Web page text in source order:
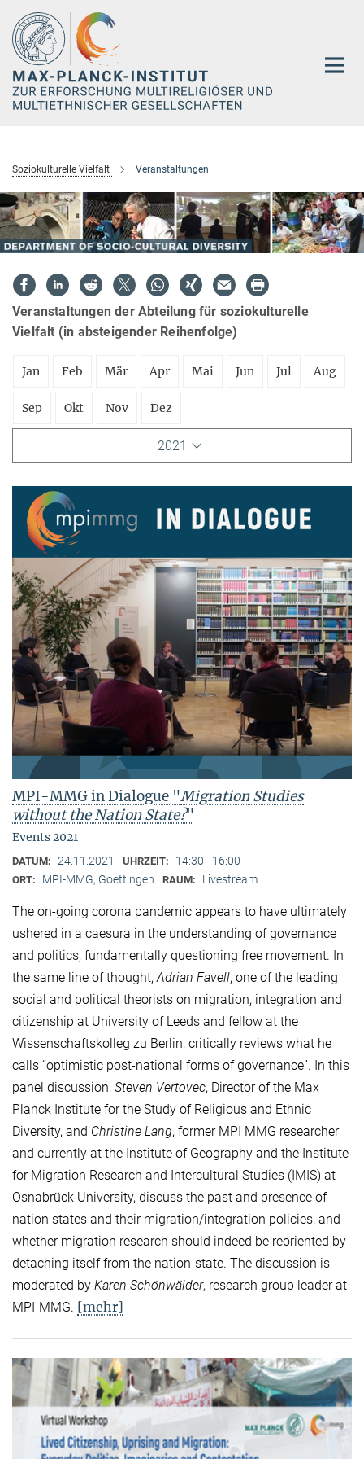
Hauptinhalt
Soziokulturelle Vielfalt Veranstaltungen
Veranstaltungen der Abteilung für soziokulturelle
Vielfalt (in absteigender Reihenfolge)
Jan Feb Mär Apr Mai Jun Jul Aug
Sep Okt Nov Dez
2021
MPI-MMG in Dialogue "Migration Studies
without the Nation State?"
Events 2021
DATUM: 24.11.2021 UHRZEIT: 14:30 - 16:00
ORT: MPI-MMG, Goettingen RAUM: Livestream
The on-going corona pandemic appears to have ultimately
ushered in a caesura in the understanding of governance
and politics, fundamentally questioning free movement. In
the same line of thought,Adrian Favell, one of the leading
social and political theorists on migration, integration and
citizenship at University of Leeds and fellow at the
Wissenschaftskolleg zu Berlin, critically reviews what he
calls “optimistic post-national forms of governance”. In this
panel discussion, Steven Vertovec, Director of the Max
Planck Institute for the Study of Religious and Ethnic
Diversity, and Christine Lang, former MPI MMG researcher
and currently at the Institute of Geography and the Institute
for Migration Research and Intercultural Studies (IMIS) at
Osnabrück University, discuss the past and presence of
nation states and their migration/integration policies, and
whether migration research should indeed be reoriented by
detaching itself from the nation-state. The discussion is
moderated by Karen Schönwälder, research group leader at
MPI-MMG. [mehr]